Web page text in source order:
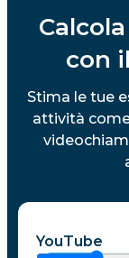
con
Stima le tue
attività
YouTube